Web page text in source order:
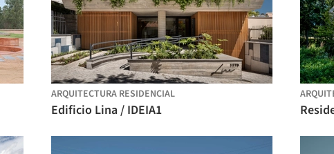
ARQUITECTURA RESIDENCIAL
Edificio Lina / IDEIA1